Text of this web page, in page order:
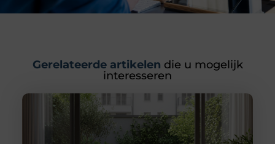
Gerelateerde artikelen die u mogelijk
interesseren